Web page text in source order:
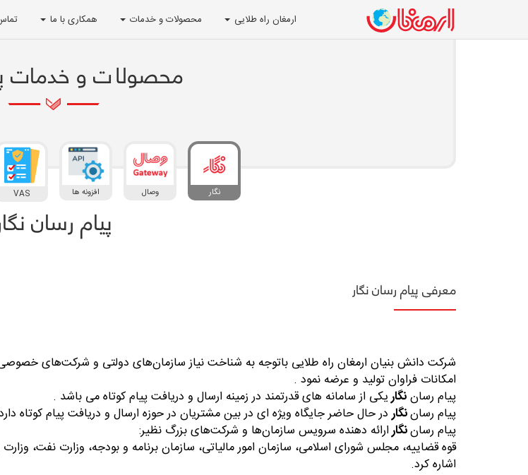
ارمغان راه طلایی محصولات و خدمات همکاری با ما
محصولات و خدمات
نگار وصال افزونه ها VAS
پیام رسان
معرفی پیام رسان نگار
شرکت دانش بنیان ارمغان راه طلایی باتوجه به شناخت نیاز سازمان‌های دولتی و شرکت‌های خصوصی
امکانات فراوان تولید و عرضه نمود .
پیام رساننگاریکی از سامانه های قدرتمند در زمینه ارسال و دریافت پیام کوتاه می باشد .
پیام رساننگاردر حال حاضر جایگاه ویژه ای در بین مشتریان در حوزه ارسال و دریافت پیام کوتاه
پیام رساننگارارائه دهنده سرویس سازمان‌ها و شرکت‌های بزرگ نظیر:
قوه قضاییه، مجلس شورای اسلامی، سازمان امور مالیاتی، سازمان برنامه و بودجه، وزارت نفت،
اشاره کرد.